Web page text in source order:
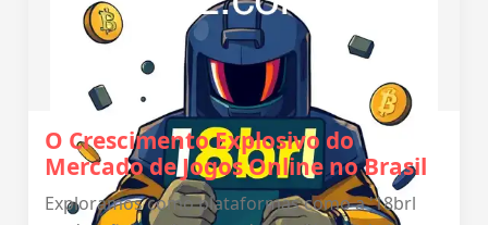
O Crescimento Explosivo do
Mercado de Jogos Online no Brasil
Exploramos como plataformas como a '18brl